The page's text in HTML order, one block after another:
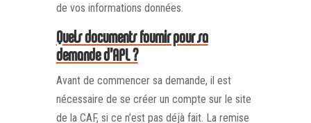
de vos informations données.
Quels documents fournir pour sa
demande d’APL ?
Avant de commencer sa demande, il est
nécessaire de se créer un compte sur le site
de la CAF, si ce n’est pas déjà fait. La remise